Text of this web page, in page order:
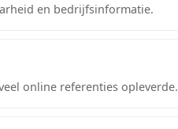
en bedrijfsinformatie.
online referenties opleverde.